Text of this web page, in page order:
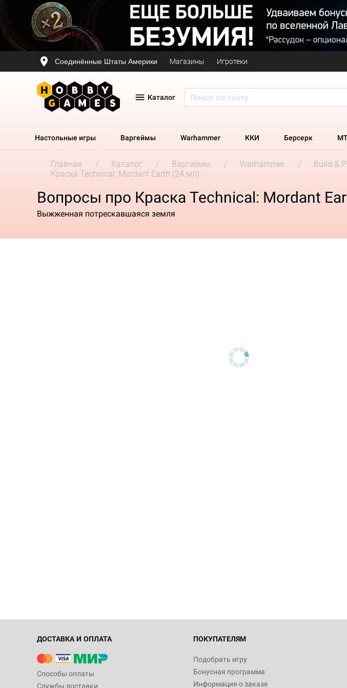
Соединённые Штаты Америки Магазины Игротеки
Каталог
Настольные игры Варгеймы Warhammer ККИ Берсерк
Главная Каталог Варгеймы Warhammer Build &
Краска Technical: Mordant Earth (24 мл)
Вопросы про Краска Technical: Mordant
Выжженная потрескавшаяся земля
ДОСТАВКА И ОПЛАТА
Способы оплаты
Службы доставки
ПОКУПАТЕЛЯМ
Подобрать игру
Бонусная программа
Информация о заказе